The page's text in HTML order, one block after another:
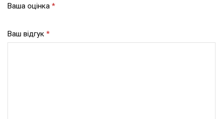
Ваша оцінка *
Ваш відгук *